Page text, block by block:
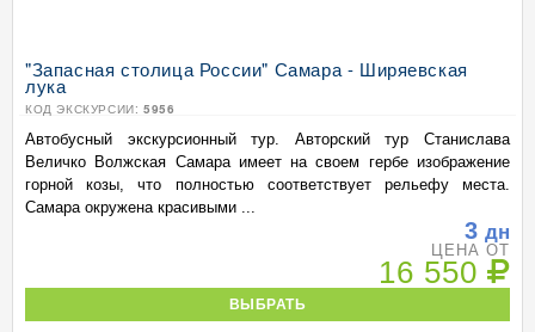
"Запасная столица России" Самара - Ширяевская
лука
КОД ЭКСКУРСИИ: 5956
Автобусный экскурсионный тур. Авторский тур Станислава
Величко Волжская Самара имеет на своем гербе изображение
горной козы, что полностью соответствует рельефу места.
Самара окружена красивыми ...
3 дн
ЦЕНА ОТ
16 550
ВЫБРАТЬ